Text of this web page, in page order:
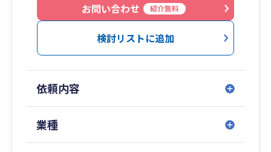
・スタートアップの創業支援から売上数百億円規
模の大企業の事業承継まで対応可能！
識とコミュニケーション能力を兼ね備えた人材
が、中小企業向けに税務サービスを展開する稀有
な税理士法人です。
お問い合わせ
紹介無料
検討リストに追加
依頼内容
業種